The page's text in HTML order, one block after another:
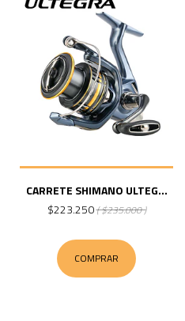
CARRETE SHIMANO ULTEG...
$223.250( $235.000 )
COMPRAR